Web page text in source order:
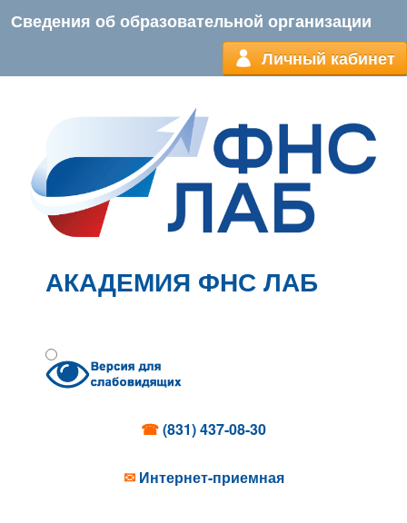
Сведения об образовательной организации
Личный кабинет
АКАДЕМИЯ ФНС ЛАБ
☎(831) 437-08-30
✉ Интернет-приемная